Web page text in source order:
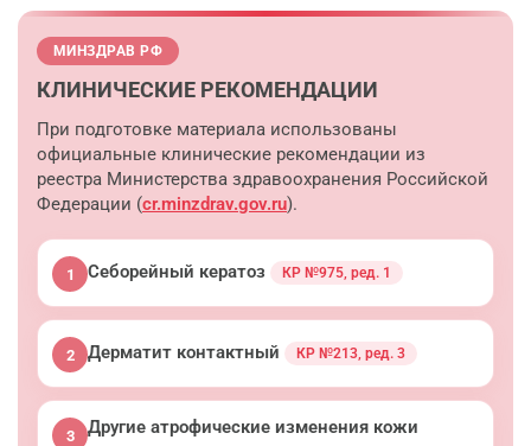
МИНЗДРАВ РФ
КЛИНИЧЕСКИЕ РЕКОМЕНДАЦИИ
При подготовке материала использованы
официальные клинические рекомендации из
реестра Министерства здравоохранения Российской
Федерации (cr.minzdrav.gov.ru).
1 Себорейный кератоз КР №975, ред. 1
2 Дерматит контактный КР №213, ред. 3
3 Другие атрофические изменения кожи